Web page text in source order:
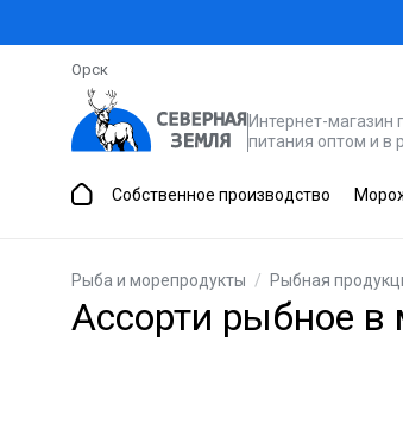
Орск
Интернет-магазин
питания оптом и в
Собственное производство
Рыба и морепродукты / Рыбная
Ассорти рыбное в